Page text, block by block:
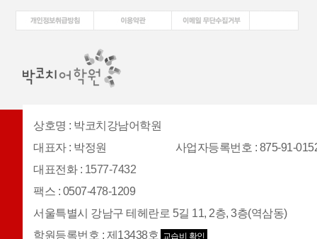
상호명 : 박코치강남어학원
대표자: 박정원 사업자등록번호 : 875-91-
대표전화: 1577-7432
팩스 : 0507-478-1209
서울특별시 강남구 테헤란로 5길 11, 2층, 3층(역삼동)
학원등록번호 : 제13438호 교습비 확인